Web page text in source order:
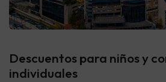
Descuentos para niños y
individuales